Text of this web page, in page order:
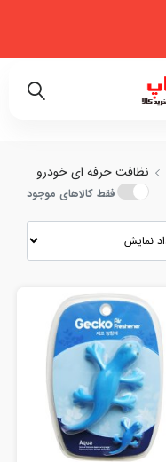
نظافت حرفه ای خودرو
فقط کالاهای موجود